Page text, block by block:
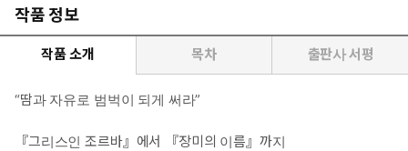
작품 정보
작품 소개 목차 출판사 서평
“땀과 자유로 범벅이 되게 써라”
『그리스인 조르바』에서 『장미의 이름』까지